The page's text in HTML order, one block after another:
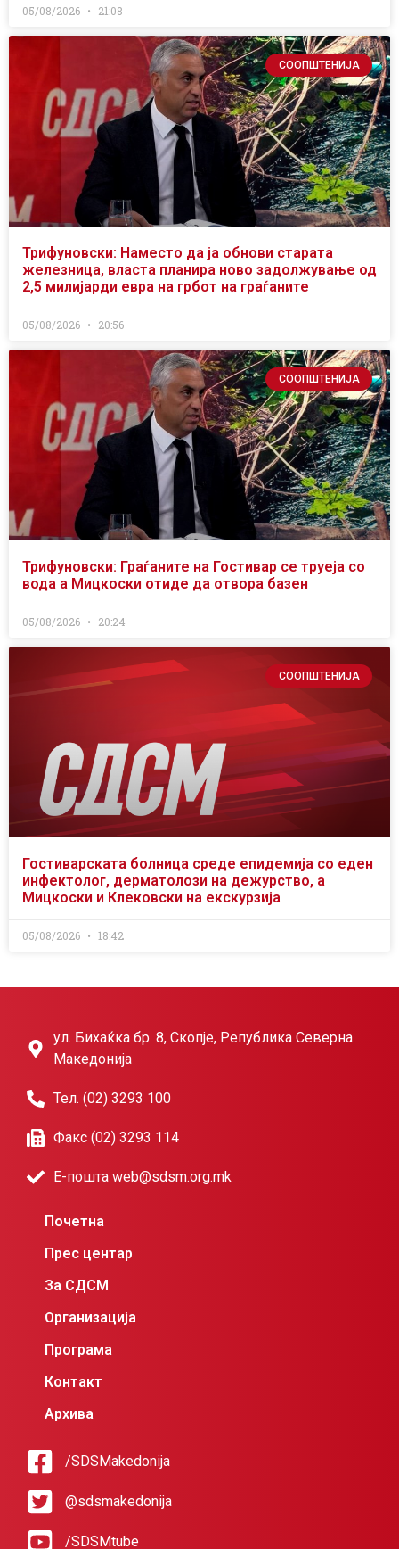
05/08/2026 21:08
СООПШТЕНИЈА
Трифуновски: Наместо да ја обнови старата
железница, власта планира ново задолжување од
2,5 милијарди евра на грбот на граѓаните
05/08/2026 20:56
СООПШТЕНИЈА
Трифуновски: Граѓаните на Гостивар се труеја со
вода а Мицкоски отиде да отвора базен
05/08/2026 20:24
СООПШТЕНИЈА
Гостиварската болница среде епидемија со еден
инфектолог, дерматолози на дежурство, а
Мицкоски и Клековски на екскурзија
05/08/2026 18:42
ул. Бихаќка бр. 8, Скопје, Република Северна
Македонија
Тел. (02) 3293 100
Факс (02) 3293 114
Е-пошта web@sdsm.org.mk
Почетна
Прес центар
За СДСМ
Организација
Програма
Контакт
Архива
/SDSMakedonija
@sdsmakedonija
/SDSMtube